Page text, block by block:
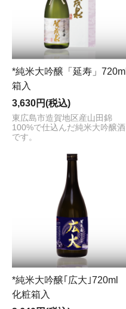
*純米大吟醸「延寿」720ml
箱入
3,630円(税込)
東広島市造賀地区産山田錦
100%で仕込んだ純米大吟醸酒
です。
*純米大吟醸｢広大｣720ml
化粧箱入